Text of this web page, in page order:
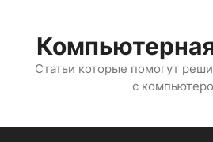
содержимому
Статьи которые помогут
с